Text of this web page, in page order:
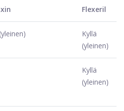
Flexeril
Kyllä
(yleinen)
Kyllä
(yleinen)